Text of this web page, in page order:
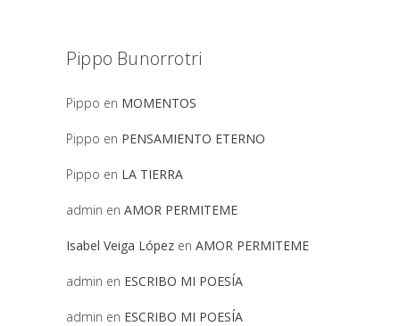
Pippo Bunorrotri
Pippo en MOMENTOS
Pippo en PENSAMIENTO ETERNO
Pippo en LA TIERRA
admin en AMOR PERMITEME
Isabel Veiga López en AMOR PERMITEME
admin en ESCRIBO MI POESÍA
admin en ESCRIBO MI POESÍA